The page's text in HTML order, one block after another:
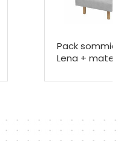
Pack
Lena +